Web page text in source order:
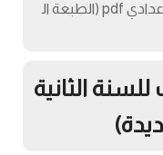
كتاب فضاء الاجتماعيات للسنة الثانية إعدادي pdf (الطبعة ال
الثانية